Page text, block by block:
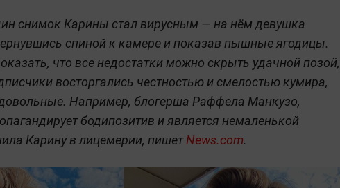
снимок Карины стал вирусным — на нём девушка
спиной к камере и показав пышные ягодицы.
что все недостатки можно скрыть удачной позой,
восторгались честностью и смелостью кумира,
Например, блогерша Раффела Манкузо,
бодипозитив и является немаленькой
Карину в лицемерии, пишетNews.com.